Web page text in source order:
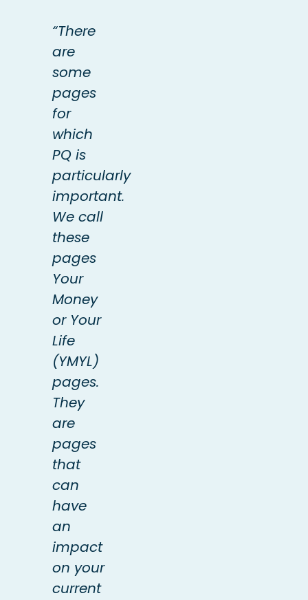
“There
are
some
pages
for
which
PQ is
particularly
important.
We call
these
pages
Your
Money
or Your
Life
(YMYL)
pages.
They
are
pages
that
can
have
an
impact
on your
current